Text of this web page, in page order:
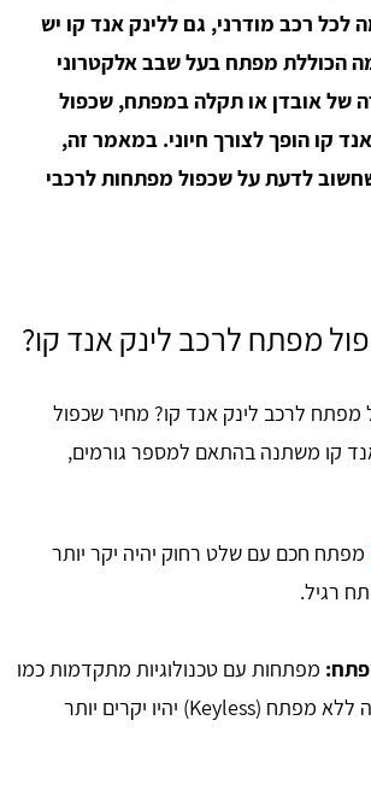
לכל רכב מודרני, גם ללינק אנד קו יש
הכוללת מפתח בעל שבב אלקטרוני
של אובדן או תקלה במפתח, שכפול
קו הופך לצורך חיוני. במאמר זה,
לדעת על שכפול מפתחות לרכבי
מפתח לרכב לינק אנד קו?
מפתח לרכב לינק אנד קו? מחיר שכפול
קו משתנה בהתאם למספר גורמים,
מפתח חכם עם שלט רחוק יהיה יקר יותר
רגיל.
מפתחות עם טכנולוגיות מתקדמות כמו
כניסה והתנעה ללא מפתח (Keyless) יהיו יקרים יותר